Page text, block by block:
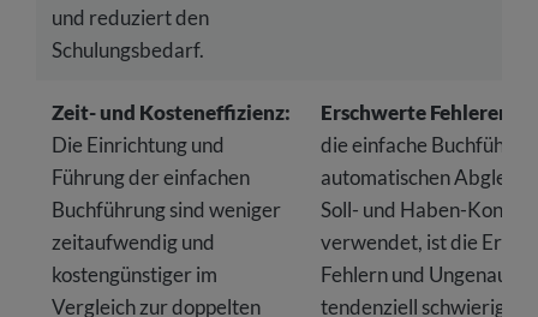
und reduziert den
Schulungsbedarf.
Zeit- und Kosteneffizienz:
Die Einrichtung und
Führung der einfachen
Buchführung sind weniger
zeitaufwendig und
kostengünstiger im
Vergleich zur doppelten
Erschwerte
die einfache
automatischen
Soll- und Haben-Konten
verwendet, ist die
Fehlern und
tendenziell schwieriger.